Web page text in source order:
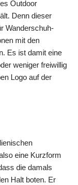
Outdoor
Denn dieser
Wanderschuh-
mit den
Es ist damit eine
weniger freiwillig
Logo auf der
eine Kurzform
die damals
Halt boten. Er